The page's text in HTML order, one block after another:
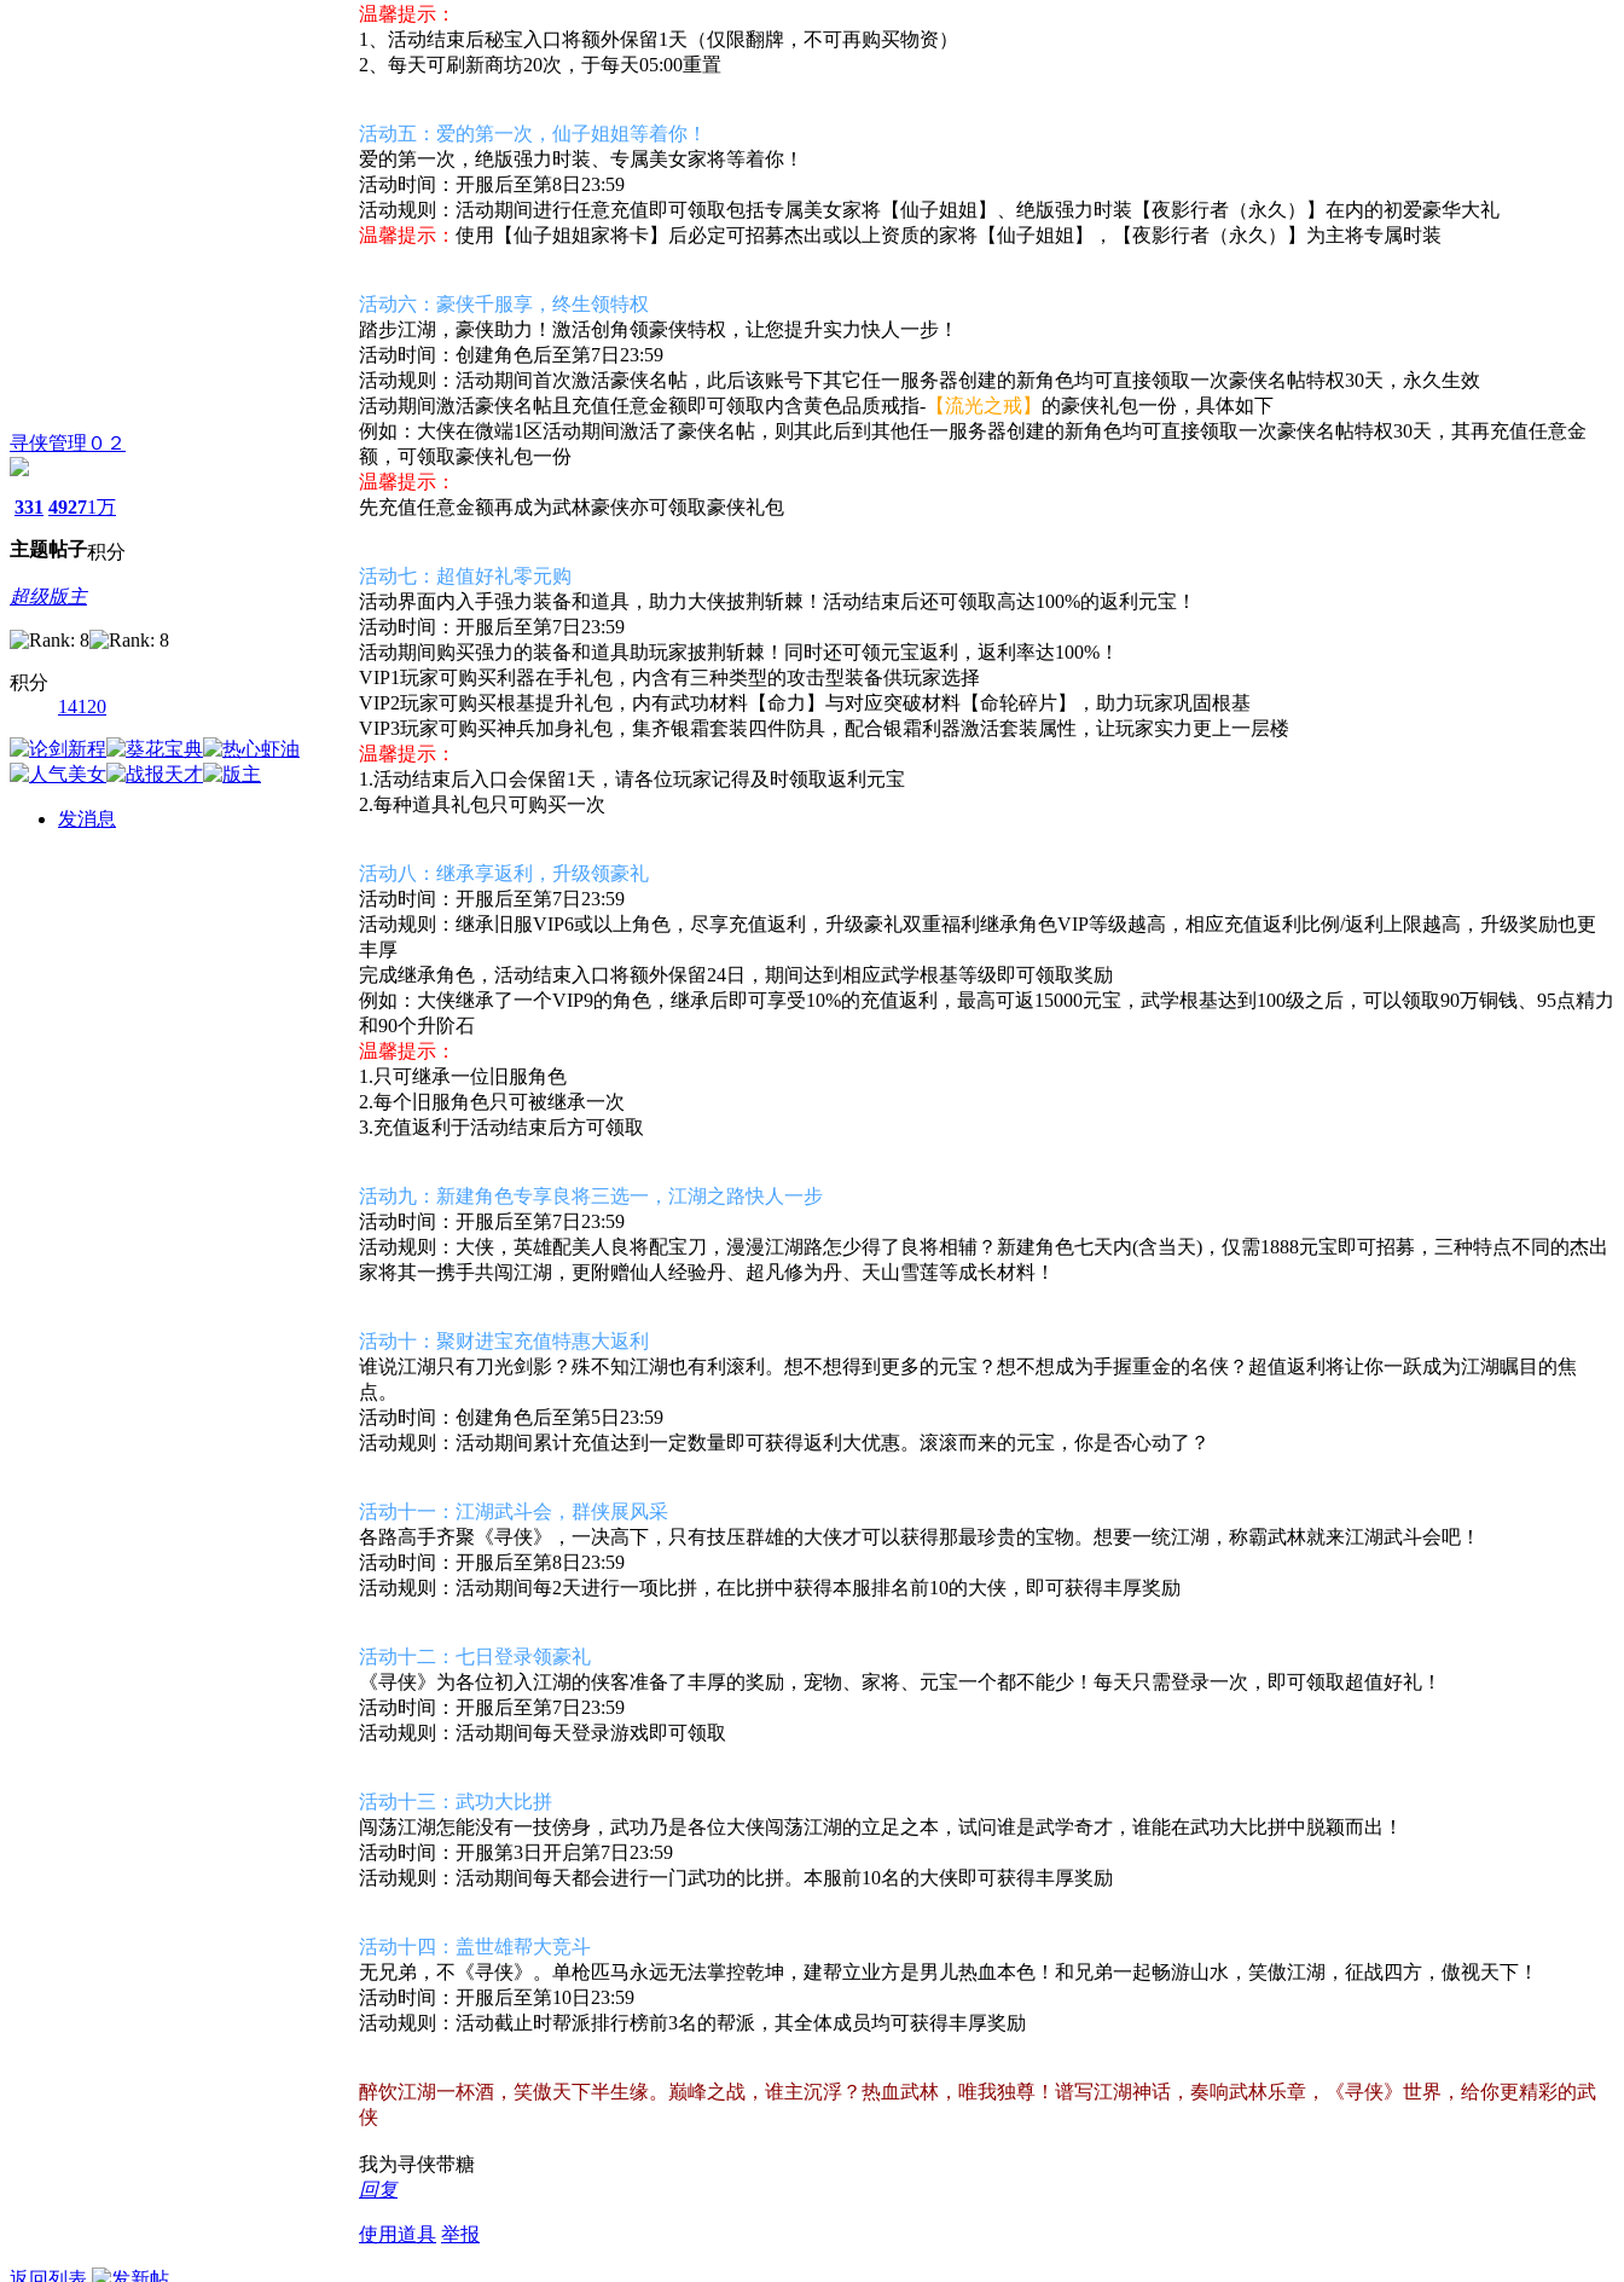
寻侠管理０２
331
主题
4927
帖子
1万
积分
超级版主
积分
14120
发消息
温馨提示：
1、活动结束后秘宝入口将额外保留1天（仅限翻牌，不可再购买物资）
2、每天可刷新商坊20次，于每天05:00重置
活动五：爱的第一次， 仙子姐姐等着你！
爱的第一次，绝版强力时装、专属美女家将等着你！
活动时间：开服后至第8日23:59
活动规则：活动期间进行任意充值即可领取包括专属美女家将【仙子姐姐】、绝版强力时装【夜影行者（永久）】在内的初爱豪华大礼
温馨提示： 使用【仙子姐姐家将卡】后必定可招募杰出或以上资质的家将【仙子姐姐】，【夜影行者（永久）】为主将专属时装
活动六： 豪侠千服享，终生领特权
踏步江湖，豪侠助力！激活创角领豪侠特权，让您提升实力快人一步！
活动时间：创建角色后至第7日23:59
活动规则： 活动期间首次激活豪侠名帖，此后该账号下其它任一服务器创建的新角色均可直接领取一次豪侠名帖特权30天，永久生效
活动期间激活豪侠名帖且充值任意金额即可领取内含黄色品质戒指- 【流光之戒】 的豪侠礼包一份，具体如下
例如：大侠在微端1区活动期间激活了豪侠名帖，则其此后到其他任一服务器创建的新角色均可直接领取一次豪侠名帖特权30天，其再充值任意金
额，可领取豪侠礼包一份
温馨提示：
先充值任意金额再成为武林豪侠亦可领取豪侠礼包
活动七：超值好礼零元购
活动界面内入手强力装备和道具，助力大侠披荆斩棘！活动结束后还可领取高达100%的返利元宝！
活动时间：开服后至第7日23:59
活动期间购买强力的装备和道具助玩家披荆斩棘！同时还可领元宝返利，返利率达100%！
VIP1玩家可购买利器在手礼包，内含有三种类型的攻击型装备供玩家选择
VIP2玩家可购买根基提升礼包，内有武功材料【命力】与对应突破材料【命轮碎片】，助力玩家巩固根基
VIP3玩家可购买神兵加身礼包，集齐银霜套装四件防具，配合银霜利器激活套装属性，让玩家实力更上一层楼
温馨提示：
1.活动结束后入口会保留1天，请各位玩家记得及时领取返利元宝
2.每种道具礼包只可购买一次
活动八：继承享返利，升级领豪礼
活动时间：开服后至第7日23:59
活动规则：继承旧服VIP6或以上角色，尽享充值返利，升级豪礼双重福利继承角色VIP等级越高，相应充值返利比例/返利上限越高，升级奖励也更
丰厚
完成继承角色，活动结束入口将额外保留24日，期间达到相应武学根基等级即可领取奖励
例如： 大侠继承了一个VIP9的角色，继承后即可享受10%的充值返利，最高可返15000元宝，武学根基达到100级之后，可以领取90万铜钱、95点精力
和90个升阶石
温馨提示：
1.只可继承一位旧服角色
2.每个旧服角色只可被继承一次
3.充值返利于活动结束后方可领取
活动九：新建角色专享良将三选一，江湖之路快人一步
活动时间：开服后至第7日23:59
活动规则：大侠，英雄配美人良将配宝刀，漫漫江湖路怎少得了良将相辅？新建角色七天内(含当天)，仅需1888元宝即可招募，三种特点不同的杰出
家将其一携手共闯江湖，更附赠仙人经验丹、超凡修为丹、天山雪莲等成长材料！
活动十：聚财进宝充值特惠大返利
谁说江湖只有刀光剑影？殊不知江湖也有利滚利。想不想得到更多的元宝？想不想成为手握重金的名侠？超值返利将让你一跃成为江湖瞩目的焦
点。
活动时间：创建角色后至第5日23:59
活动规则：活动期间累计充值达到一定数量即可获得返利大优惠。滚滚而来的元宝，你是否心动了？
活动十一：江湖武斗会，群侠展风采
各路高手齐聚 《寻侠》
，一决高下，只有技压群雄的大侠才可以获得那最珍贵的宝物。想要一统江湖，称霸武林就来江湖武斗会吧！
活动时间：开服后至第8日23:59
活动规则：活动期间每2天进行一项比拼，在比拼中获得本服排名前10的大侠，即可获得丰厚奖励
活动十二：七日登录领豪礼
《寻侠》 为各位初入江湖的侠客准备了丰厚的奖励，宠物、家将、元宝一个都不能少！每天只需登录一次，即可领取超值好礼！
活动时间：开服后至第7日23:59
活动规则：活动期间每天登录游戏即可领取
活动十三：武功大比拼
闯荡江湖怎能没有一技傍身，武功乃是各位大侠闯荡江湖的立足之本，试问谁是武学奇才，谁能在武功大比拼中脱颖而出！
活动时间：开服第3日开启第7日23:59
活动规则：活动期间每天都会进行一门武功的比拼。本服前10名的大侠即可获得丰厚奖励
活动十四：盖世雄帮大竞斗
无兄弟，不《寻侠》。单枪匹马永远无法掌控乾坤，建帮立业方是男儿热血本色！和兄弟一起畅游山水，笑傲江湖，征战四方，傲视天下！
活动时间：开服后至第10日23:59
活动规则：活动截止时帮派排行榜前3名的帮派，其全体成员均可获得丰厚奖励
醉饮江湖一杯酒，笑傲天下半生缘。巅峰之战，谁主沉浮？热血武林，唯我独尊！谱写江湖神话，奏响武林乐章，《寻侠》世界，给你更精彩的武
侠
我为寻侠带糖
回复
使用道具 举报